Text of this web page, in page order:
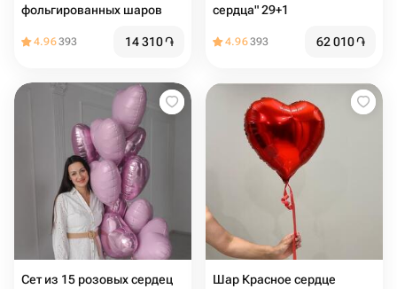
фольгированных шаров
4.96393 14 310֏
сердца" 29+1
4.96393 62 010֏
Сет из 15 розовых сердец
Шар Красное сердце